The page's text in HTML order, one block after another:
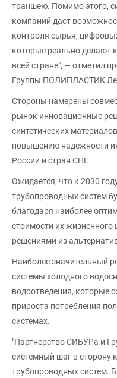
траншею. Помимо этого,
компаний даст
контроля сырья,
которые реально делают
всей стране", — отметил
Группы ПОЛИПЛАСТИК
Стороны намерены
рынок инновационные
синтетических
повышению надежности
России и стран СНГ.
Ожидается, что к 2030
трубопроводных систем
благодаря наиболее
стоимости их
решениями из
Наиболее значительный
системы холодного
водоотведения, которые
прироста потребления
системах.
"Партнерство СИБУРа и
системный шаг в сторону
трубопроводных систем.